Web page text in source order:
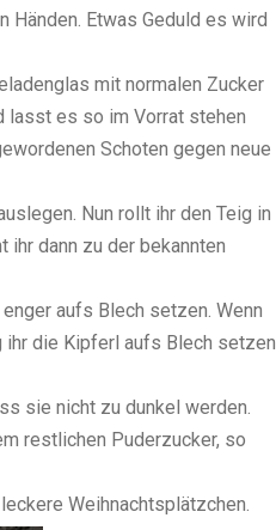
Händen. Etwas Geduld es wird
mit normalen Zucker
lasst es so im Vorrat stehen
Schoten gegen neue
Nun rollt ihr den Teig in
ihr dann zu der bekannten
aufs Blech setzen. Wenn
ihr die Kipferl aufs Blech setzen
sie nicht zu dunkel werden.
restlichen Puderzucker, so
Weihnachtsplätzchen.